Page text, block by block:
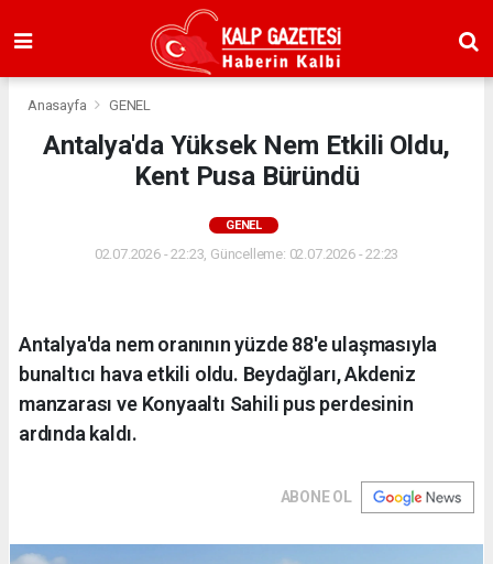
Anasayfa GENEL
Antalya'da Yüksek Nem Etkili Oldu,
Kent Pusa Büründü
GENEL
02.07.2026 - 22:23, Güncelleme: 02.07.2026 - 22:23
Antalya'da nem oranının yüzde 88'e ulaşmasıyla
bunaltıcı hava etkili oldu. Beydağları, Akdeniz
manzarası ve Konyaaltı Sahili pus perdesinin
ardında kaldı.
ABONE OL